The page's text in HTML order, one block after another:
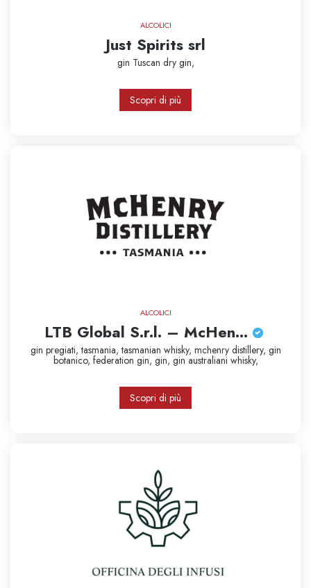
ALCOLICI
Just Spirits srl
gin Tuscan dry gin,
Scopri di più
ALCOLICI
LTB Global S.r.l. – McHen...
gin pregiati,tasmania,tasmanian whisky, mchenry distillery, gin
botanico, federation gin, gin, gin australiani whisky,
Scopri di più